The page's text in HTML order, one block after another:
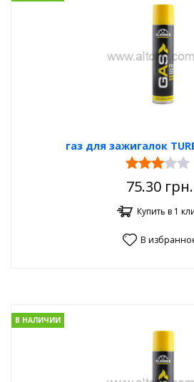
газ для зажигалок
75.30 грн.
Купить в 1
В
В НАЛИЧИИ